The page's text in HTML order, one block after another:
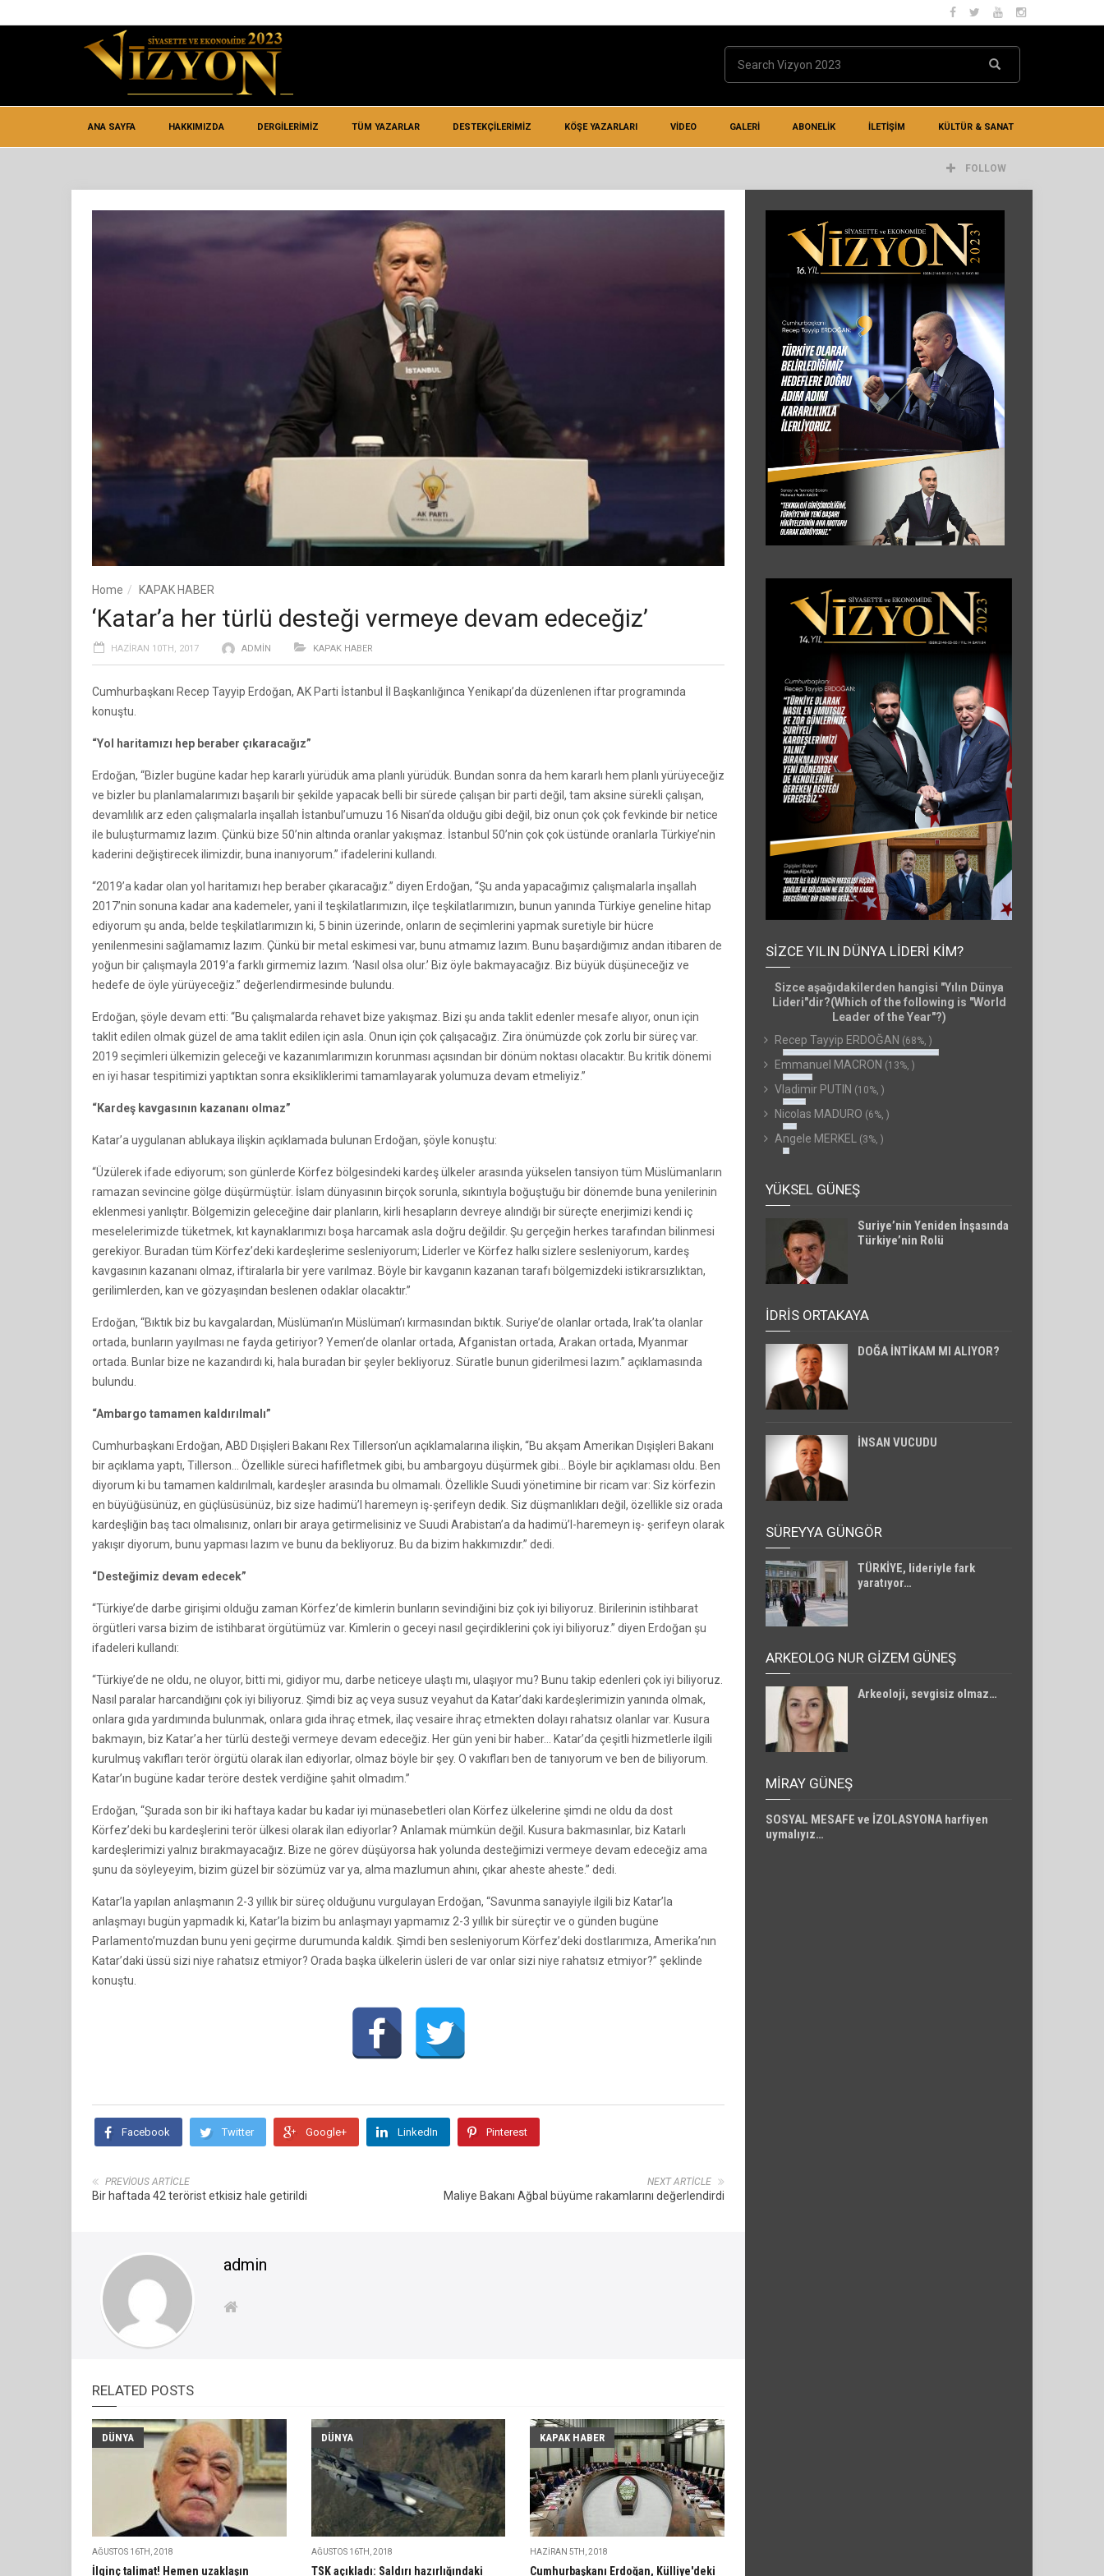
ANA SAYFA HAKKIMIZDA DERGİLERİMİZ TÜM YAZARLAR DESTEKÇILERIMIZ KÖŞE YAZARLARI VIDEO GALERİ ABONELİK İLETIŞIM KÜLTÜR & SANAT
FOLLOW
Home KAPAK HABER
‘Katar’a her türlü desteği vermeye devam edeceğiz’
HAZIRAN 10TH, 2017 ADMIN KAPAK HABER
Cumhurbaşkanı Recep Tayyip Erdoğan, AK Parti İstanbul İl Başkanlığınca Yenikapı’da düzenlenen iftar programında
konuştu.
“Yol haritamızı hep beraber çıkaracağız”
Erdoğan, “Bizler bugüne kadar hep kararlı yürüdük ama planlı yürüdük. Bundan sonra da hem kararlı hem planlı yürüyeceğiz
ve bizler bu planlamalarımızı başarılı bir şekilde yapacak belli bir sürede çalışan bir parti değil, tam aksine sürekli çalışan,
devamlılık arz eden çalışmalarla inşallah İstanbul’umuzu 16 Nisan’da olduğu gibi değil, biz onun çok çok fevkinde bir netice
ile buluşturmamız lazım. Çünkü bize 50’nin altında oranlar yakışmaz. İstanbul 50’nin çok çok üstünde oranlarla Türkiye’nin
kaderini değiştirecek ilimizdir, buna inanıyorum.” ifadelerini kullandı.
“2019’a kadar olan yol haritamızı hep beraber çıkaracağız.” diyen Erdoğan, “Şu anda yapacağımız çalışmalarla inşallah
2017’nin sonuna kadar ana kademeler, yani il teşkilatlarımızın, ilçe teşkilatlarımızın, bunun yanında Türkiye geneline hitap
ediyorum şu anda, belde teşkilatlarımızın ki, 5 binin üzerinde, onların de seçimlerini yapmak suretiyle bir hücre
yenilenmesini sağlamamız lazım. Çünkü bir metal eskimesi var, bunu atmamız lazım. Bunu başardığımız andan itibaren de
yoğun bir çalışmayla 2019’a farklı girmemiz lazım. ‘Nasıl olsa olur.’ Biz öyle bakmayacağız. Biz büyük düşüneceğiz ve
hedefe de öyle yürüyeceğiz.” değerlendirmesinde bulundu.
Erdoğan, şöyle devam etti: “Bu çalışmalarda rehavet bize yakışmaz. Bizi şu anda taklit edenler mesafe alıyor, onun için
taklit edilen olmak güzel de ama taklit edilen için asla. Onun için çok çalışacağız. Zira önümüzde çok zorlu bir süreç var.
2019 seçimleri ülkemizin geleceği ve kazanımlarımızın korunması açısından bir dönüm noktası olacaktır. Bu kritik dönemi
en iyi hasar tespitimizi yaptıktan sonra eksikliklerimi tamamlayarak yolumuza devam etmeliyiz.”
“Kardeş kavgasının kazananı olmaz”
Katar’a uygulanan ablukaya ilişkin açıklamada bulunan Erdoğan, şöyle konuştu:
“Üzülerek ifade ediyorum; son günlerde Körfez bölgesindeki kardeş ülkeler arasında yükselen tansiyon tüm Müslümanların
ramazan sevincine gölge düşürmüştür. İslam dünyasının birçok sorunla, sıkıntıyla boğuştuğu bir dönemde buna yenilerinin
eklenmesi yanlıştır. Bölgemizin geleceğine dair planların, kirli hesapların devreye alındığı bir süreçte enerjimizi kendi iç
meselelerimizde tüketmek, kıt kaynaklarımızı boşa harcamak asla doğru değildir. Şu gerçeğin herkes tarafından bilinmesi
gerekiyor. Buradan tüm Körfez’deki kardeşlerime sesleniyorum; Liderler ve Körfez halkı sizlere sesleniyorum, kardeş
kavgasının kazananı olmaz, iftiralarla bir yere varılmaz. Böyle bir kavganın kazanan tarafı bölgemizdeki istikrarsızlıktan,
gerilimlerden, kan ve gözyaşından beslenen odaklar olacaktır.”
Erdoğan, “Bıktık biz bu kavgalardan, Müslüman’ın Müslüman’ı kırmasından bıktık. Suriye’de olanlar ortada, Irak’ta olanlar
ortada, bunların yayılması ne fayda getiriyor? Yemen’de olanlar ortada, Afganistan ortada, Arakan ortada, Myanmar
ortada. Bunlar bize ne kazandırdı ki, hala buradan bir şeyler bekliyoruz. Süratle bunun giderilmesi lazım.” açıklamasında
bulundu.
“Ambargo tamamen kaldırılmalı”
Cumhurbaşkanı Erdoğan, ABD Dışişleri Bakanı Rex Tillerson’un açıklamalarına ilişkin, “Bu akşam Amerikan Dışişleri Bakanı
bir açıklama yaptı, Tillerson… Özellikle süreci hafifletmek gibi, bu ambargoyu düşürmek gibi… Böyle bir açıklaması oldu. Ben
diyorum ki bu tamamen kaldırılmalı, kardeşler arasında bu olmamalı. Özellikle Suudi yönetimine bir ricam var: Siz körfezin
en büyüğüsünüz, en güçlüsüsünüz, biz size hadimü’l haremeyn iş-şerifeyn dedik. Siz düşmanlıkları değil, özellikle siz orada
kardeşliğin baş tacı olmalısınız, onları bir araya getirmelisiniz ve Suudi Arabistan’a da hadimü’l-haremeyn iş- şerifeyn olarak
yakışır diyorum, bunu yapması lazım ve bunu da bekliyoruz. Bu da bizim hakkımızdır.” dedi.
“Desteğimiz devam edecek”
“Türkiye’de darbe girişimi olduğu zaman Körfez’de kimlerin bunların sevindiğini biz çok iyi biliyoruz. Birilerinin istihbarat
örgütleri varsa bizim de istihbarat örgütümüz var. Kimlerin o geceyi nasıl geçirdiklerini çok iyi biliyoruz.” diyen Erdoğan şu
ifadeleri kullandı:
“Türkiye’de ne oldu, ne oluyor, bitti mi, gidiyor mu, darbe neticeye ulaştı mı, ulaşıyor mu? Bunu takip edenleri çok iyi biliyoruz.
Nasıl paralar harcandığını çok iyi biliyoruz. Şimdi biz aç veya susuz veyahut da Katar’daki kardeşlerimizin yanında olmak,
onlara gıda yardımında bulunmak, onlara gıda ihraç etmek, ilaç vesaire ihraç etmekten dolayı rahatsız olanlar var. Kusura
bakmayın, biz Katar’a her türlü desteği vermeye devam edeceğiz. Her gün yeni bir haber… Katar’da çeşitli hizmetlerle ilgili
kurulmuş vakıfları terör örgütü olarak ilan ediyorlar, olmaz böyle bir şey. O vakıfları ben de tanıyorum ve ben de biliyorum.
Katar’ın bugüne kadar teröre destek verdiğine şahit olmadım.”
Erdoğan, “Şurada son bir iki haftaya kadar bu kadar iyi münasebetleri olan Körfez ülkelerine şimdi ne oldu da dost
Körfez’deki bu kardeşlerini terör ülkesi olarak ilan ediyorlar? Anlamak mümkün değil. Kusura bakmasınlar, biz Katarlı
kardeşlerimizi yalnız bırakmayacağız. Bize ne görev düşüyorsa hak yolunda desteğimizi vermeye devam edeceğiz ama
şunu da söyleyeyim, bizim güzel bir sözümüz var ya, alma mazlumun ahını, çıkar aheste aheste.” dedi.
Katar’la yapılan anlaşmanın 2-3 yıllık bir süreç olduğunu vurgulayan Erdoğan, “Savunma sanayiyle ilgili biz Katar’la
anlaşmayı bugün yapmadık ki, Katar’la bizim bu anlaşmayı yapmamız 2-3 yıllık bir süreçtir ve o günden bugüne
Parlamento’muzdan bunu yeni geçirme durumunda kaldık. Şimdi ben sesleniyorum Körfez’deki dostlarımıza, Amerika’nın
Katar’daki üssü sizi niye rahatsız etmiyor? Orada başka ülkelerin üsleri de var onlar sizi niye rahatsız etmiyor?” şeklinde
konuştu.
Facebook Twitter Google+ LinkedIn Pinterest
NEXT ARTICLE
Maliye Bakanı Ağbal büyüme rakamlarını değerlendirdi
PREVIOUS ARTICLE
Bir haftada 42 terörist etkisiz hale getirildi
admin
RELATED POSTS
DÜNYA
AĞUSTOS 16TH, 2018
İlginç talimat! Hemen uzaklaşın
DÜNYA
AĞUSTOS 16TH, 2018
TSK açıkladı: Saldırı hazırlığındaki
KAPAK HABER
HAZIRAN 5TH, 2018
Cumhurbaşkanı Erdoğan, Külliye'deki
SIZCE YILIN DÜNYA LIDERI KIM?
Sizce aşağıdakilerden hangisi "Yılın Dünya
Lideri"dir?(Which of the following is "World
Leader of the Year"?)
Recep Tayyip ERDOĞAN (68%, )
Emmanuel MACRON (13%, )
Vladimir PUTIN (10%, )
Nicolas MADURO (6%, )
Angele MERKEL (3%, )
YÜKSEL GÜNEŞ
Suriye’nin Yeniden İnşasında
Türkiye’nin Rolü
İDRİS ORTAKAYA
DOĞA İNTİKAM MI ALIYOR?
İNSAN VUCUDU
SÜREYYA GÜNGÖR
TÜRKİYE, lideriyle fark
yaratıyor…
ARKEOLOG NUR GİZEM GÜNEŞ
Arkeoloji, sevgisiz olmaz…
MIRAY GÜNEŞ
SOSYAL MESAFE ve İZOLASYONA harfiyen
uymalıyız…